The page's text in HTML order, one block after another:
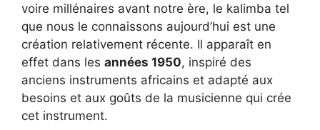
voire millénaires avant notre ère, le kalimba tel
que nous le connaissons aujourd’hui est une
création relativement récente. Il apparaît en
effet dans les années 1950, inspiré des
anciens instruments africains et adapté aux
besoins et aux goûts de la musicienne qui crée
cet instrument.